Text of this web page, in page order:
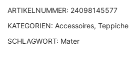
ARTIKELNUMMER: 24098145577
KATEGORIEN: Accessoires, Teppiche
SCHLAGWORT: Mater